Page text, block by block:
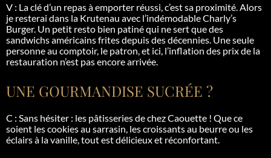
V : La clé d’un repas à emporter réussi, c’est sa proximité. Alors
je resterai dans la Krutenau avec l’indémodableCharly’s
Burger. Un petit resto bien patiné qui ne sert que des
sandwichs américains frites depuis des décennies. Une seule
personne au comptoir, le patron, et ici, l’inflation des prix de la
restauration n’est pas encore arrivée.
UNE GOURMANDISE SUCRÉE ?
C : Sans hésiter : les pâtisseries de chez Caouette ! Que ce
soient les cookies au sarrasin, les croissants au beurre ou les
éclairs à la vanille, tout est délicieux et réconfortant.